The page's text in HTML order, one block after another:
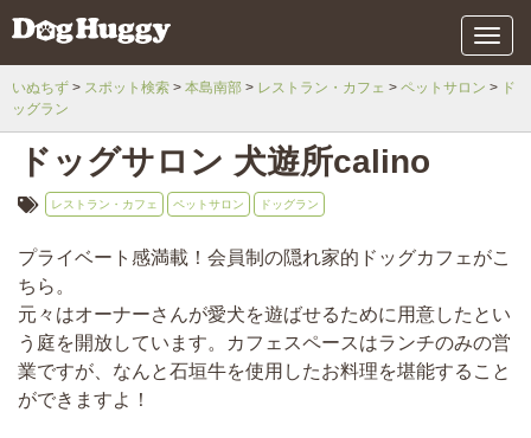
メ
ニ
ュ
いぬちず スポット検索 本島南部 レストラン・カフェ ペットサロン
ド
ッグラン
ドッグサロン 犬遊所calino
レストラン・カフェ ペットサロン ドッグラン
プライベート感満載！会員制の隠れ家的ドッグカフェがこ
ちら。
元々はオーナーさんが愛犬を遊ばせるために用意したとい
う庭を開放しています。カフェスペースはランチのみの営
業ですが、なんと石垣牛を使用したお料理を堪能すること
ができますよ！